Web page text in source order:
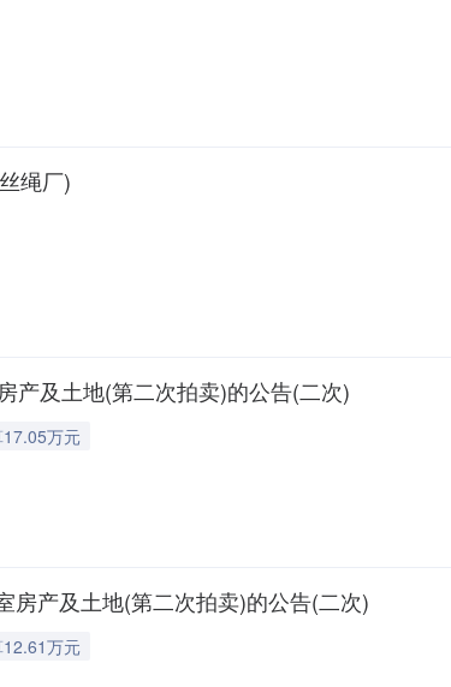
绳厂)
产及土地(第二次拍卖)的公告(二次)
万元
房产及土地(第二次拍卖)的公告(二次)
万元